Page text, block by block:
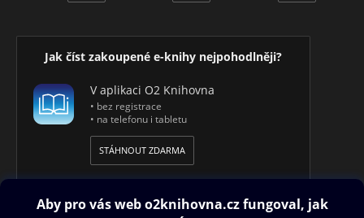
Jak číst zakoupené e-knihy nejpohodlněji?
V aplikaci O2 Knihovna
• bez registrace
• na telefonu i tabletu
STÁHNOUT ZDARMA